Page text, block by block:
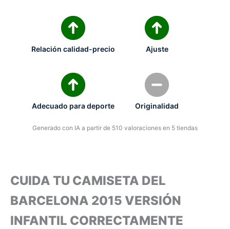
Relación calidad-precio Ajuste
Adecuado para deporte Originalidad
Generado con IA a partir de 510 valoraciones en 5 tiendas
CUIDA TU CAMISETA DEL
BARCELONA 2015 VERSIÓN
INFANTIL CORRECTAMENTE